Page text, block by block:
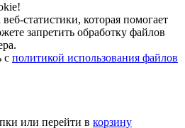
статистики, которая помогает
запретить обработку файлов
с политикой использования файлов
или перейти в корзину